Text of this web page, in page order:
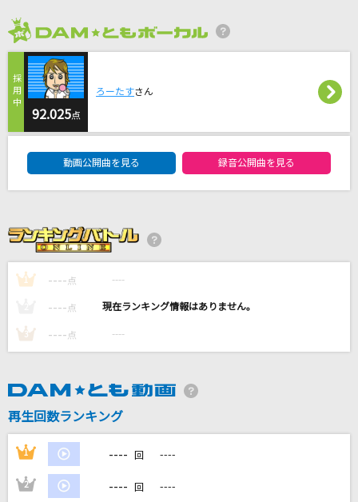
点描の唄(feat.井上苑子)
Mrs. GREEN APPLE
Trigger
七海うらら
[生音]ドライフラワー
可愛くてごめん
HoneyWorks feat. かぴ
DAMの新曲・ランキングなど
カラオケ最新情報をチェック！
カラオケをもっと楽しもう！
92.025点
ろーたすさん
動画公開曲を見る 録音公開曲を見る
1 ---- 点 ----
---- 点 ----
3 ---- 点 ----
再生回数ランキング
1 ---- 回 ----
2 ---- 回 ----